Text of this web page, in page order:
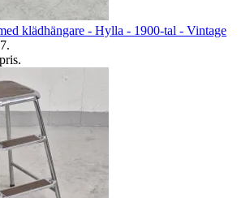
klädhängare - Hylla - 1900-tal - Vintage
.
.